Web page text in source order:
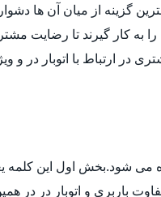
گزینه از میان آن ها
کار گیرند تا رضایت
در ارتباط با اتوبار در و
می شود.بخش اول این کلمه
باربری و اتوبار در در